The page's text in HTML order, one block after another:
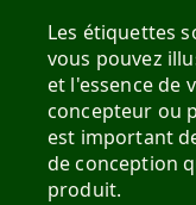
Les étiquettes
vous pouvez
et l'essence de
concepteur ou
est important
de conception
produit.